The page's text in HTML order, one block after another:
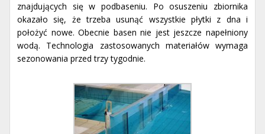
znajdujących się w podbaseniu. Po osuszeniu zbiornika
okazało się, że trzeba usunąć wszystkie płytki z dna i
położyć nowe. Obecnie basen nie jest jeszcze napełniony
wodą. Technologia zastosowanych materiałów wymaga
sezonowania przed trzy tygodnie.